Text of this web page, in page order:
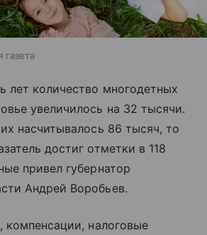
газета
лет количество многодетных
увеличилось на 32 тысячи.
насчитывалось 86 тысяч, то
достиг отметки в 118
привел губернатор
Андрей Воробьев.
компенсации, налоговые